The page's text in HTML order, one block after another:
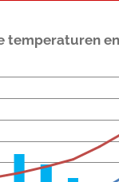
temperaturen